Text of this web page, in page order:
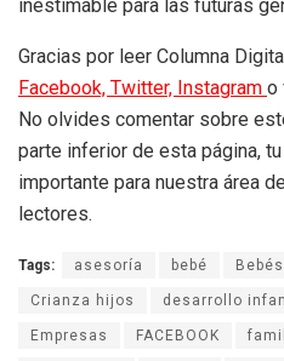
inestimable para las futuras
Gracias por leer Columna
Facebook, Twitter, Instagram o
No olvides comentar sobre
parte inferior de esta página,
importante para nuestra área
lectores.
Tags: asesoría bebé Bebés
Crianza hijos desarrollo
Empresas FACEBOOK